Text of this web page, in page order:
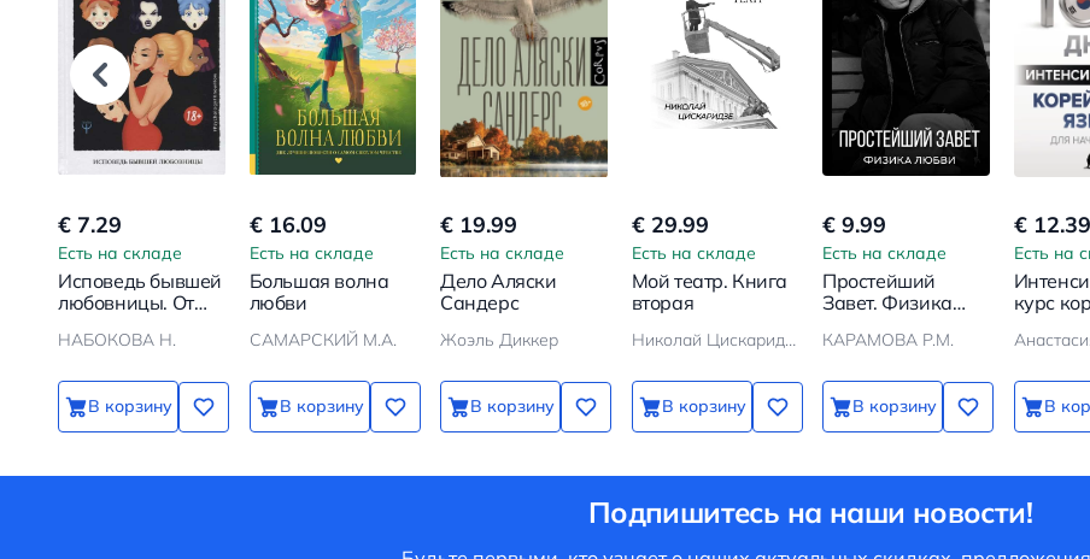
€ 7.29
Есть на складе
Исповедь бывшей
любовницы. От
любви — к
НАБОКОВА Н.
В корзину
€ 16.09
Есть на складе
Большая волна
любви
САМАРСКИЙ М.А.
В корзину
€ 19.99
Есть на складе
Дело Аляски
Сандерс
Жоэль Диккер
В корзину
€ 29.99
Есть на складе
Мой театр. Книга
вторая
Николай Цискаридзе
В корзину
€ 9.99
Есть на складе
Простейший
Завет. Физика
КАРАМОВА Р.М.
В корзину
€ 12.39
Есть на
курс
В
Подпишитесь на наши новости!